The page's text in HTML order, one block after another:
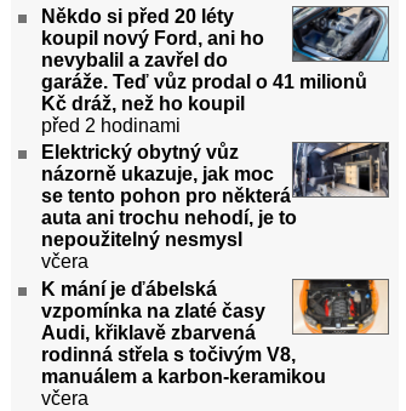
Někdo si před 20 léty
koupil nový Ford, ani ho
nevybalil a zavřel do
garáže. Teď vůz prodal o 41 milionů
Kč dráž, než ho koupil
před 2 hodinami
Elektrický obytný vůz
názorně ukazuje, jak moc
se tento pohon pro některá
auta ani trochu nehodí, je to
nepoužitelný nesmysl
včera
K mání je ďábelská
vzpomínka na zlaté časy
Audi, křiklavě zbarvená
rodinná střela s točivým V8,
manuálem a karbon-keramikou
včera